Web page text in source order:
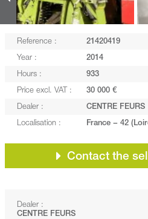
Reference : 21420419
Year : 2014
Hours : 933
Price excl. VAT : 30 000 €
Dealer : CENTRE FEURS
Localisation : France − 42
Contact the
Dealer :
CENTRE FEURS